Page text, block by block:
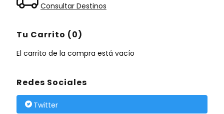
Consultar Destinos
Tu Carrito (0)
El carrito de la compra está vacío
Redes Sociales
Twitter